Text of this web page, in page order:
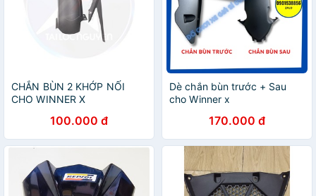
CHẮN BÙN 2 KHỚP NỐI
CHO WINNER X
100.000 đ
Dè chắn bùn trước + Sau
cho Winner x
170.000 đ